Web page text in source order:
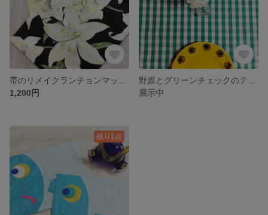
1,200円
展示中
残り1点